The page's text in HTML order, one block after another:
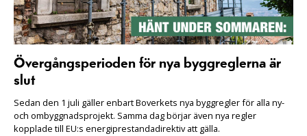
Övergångsperioden för nya byggreglerna är
slut
Sedan den 1 juli gäller enbart Boverkets nya byggregler för alla ny-
och ombyggnadsprojekt. Samma dag börjar även nya regler
kopplade till EU:s energiprestandadirektiv att gälla.